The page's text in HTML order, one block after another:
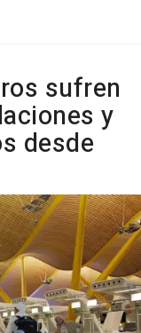
sufren
y
desde